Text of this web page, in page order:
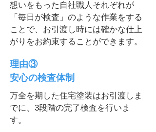
想いをもった自社職人それぞれが
「毎日が検査」のような作業をする
ことで、お引渡し時には確かな仕上
がりをお約束することができます。
理由③
安心の検査体制
万全を期した住宅塗装はお引渡しま
でに、3段階の完了検査を行いま
す。